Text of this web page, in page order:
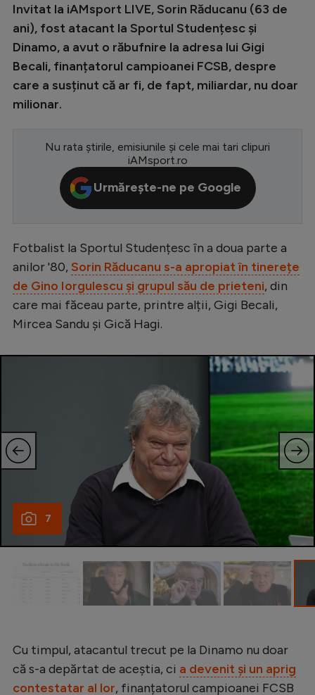
Champions League
Europa League
Premier League
LaLiga
Serie A
Ligue 1
Campionate
Starurile fotbalului
EURO 2024
Stranieri
Handbal
Gimnastică
Auto
Ciclism
Alte sporturi
Invitat la iAMsport LIVE, Sorin Răducanu (63 de
ani), fost atacant la Sportul Studențesc și
Dinamo, a avut o răbufnire la adresa lui Gigi
Becali, finanțatorul campioanei FCSB, despre
care a susținut că ar fi, de fapt, miliardar, nu doar
milionar.
Nu rata știrile, emisiunile și cele mai tari clipuri
iAMsport.ro
Urmărește-ne pe Google
Fotbalist la Sportul Studențesc în a doua parte a
anilor '80, Sorin Răducanu s-a apropiat în tinerețe
de Gino Iorgulescu și grupul său de prieteni, din
care mai făceau parte, printre alții, Gigi Becali,
Mircea Sandu și Gică Hagi.
7
Cu timpul, atacantul trecut pe la Dinamo nu doar
că s-a depărtat de aceștia, ci a devenit și un aprig
contestatar al lor, finanțatorul campioanei FCSB